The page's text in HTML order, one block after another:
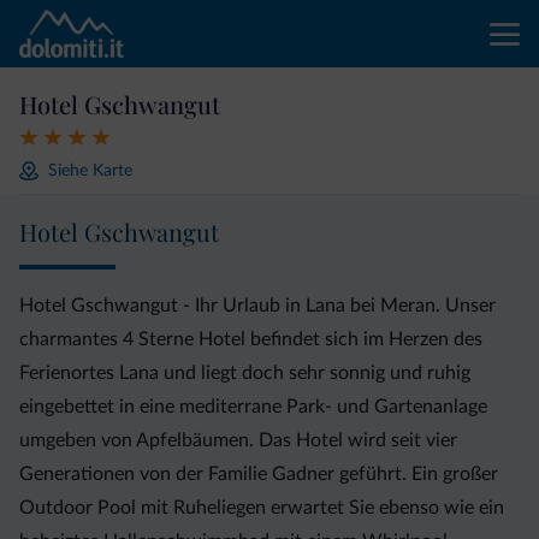
Hotel Gschwangut
Siehe Karte
Hotel Gschwangut
Hotel Gschwangut - Ihr Urlaub in Lana bei Meran. Unser
charmantes 4 Sterne Hotel befindet sich im Herzen des
Ferienortes Lana und liegt doch sehr sonnig und ruhig
eingebettet in eine mediterrane Park- und Gartenanlage
umgeben von Apfelbäumen. Das Hotel wird seit vier
Generationen von der Familie Gadner geführt. Ein großer
Outdoor Pool mit Ruheliegen erwartet Sie ebenso wie ein